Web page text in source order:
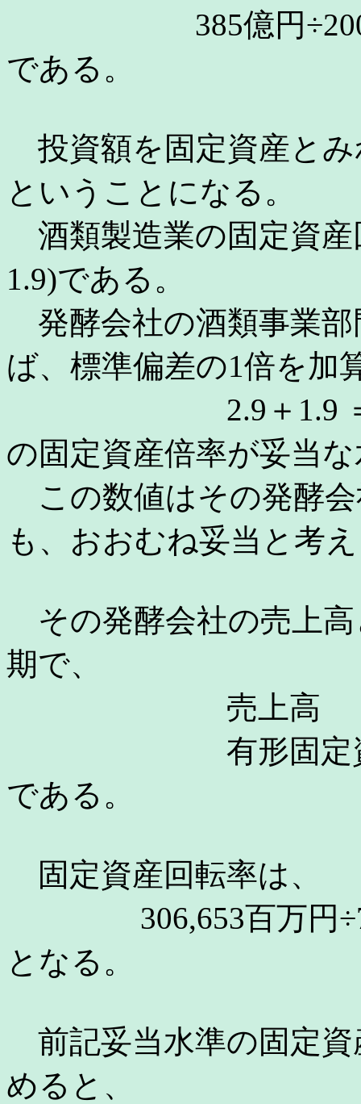
385億円÷200億
である。
投資額を固定資産とみ
ということになる。
酒類製造業の固定資産
1.9)である。
発酵会社の酒類事業
ば、標準偏差の1倍を加
2.9＋1.9 ＝
の固定資産倍率が妥当
この数値はその発酵
も、おおむね妥当と考
その発酵会社の売上高
期で、
売上高
有形固定資産
である。
固定資産回転率は、
306,653百万円
となる。
前記妥当水準の固定資
めると、